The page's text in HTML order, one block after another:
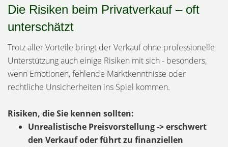
Die Risiken beim Privatverkauf – oft
unterschätzt
Trotz aller Vorteile bringt der Verkauf ohne professionelle
Unterstützung auch einige Risiken mit sich - besonders,
wenn Emotionen, fehlende Marktkenntnisse oder
rechtliche Unsicherheiten ins Spiel kommen.
Risiken, die Sie kennen sollten:
Unrealistische Preisvorstellung -> erschwert
den Verkauf oder führt zu finanziellen